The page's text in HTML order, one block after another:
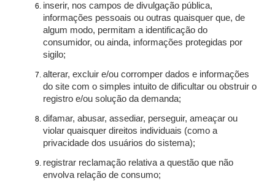
inserir, nos campos de divulgação pública,
informações pessoais ou outras quaisquer que, de
algum modo, permitam a identificação do
consumidor, ou ainda, informações protegidas por
sigilo;
alterar, excluir e/ou corromper dados e informações
do site com o simples intuito de dificultar ou obstruir o
registro e/ou solução da demanda;
difamar, abusar, assediar, perseguir, ameaçar ou
violar quaisquer direitos individuais (como a
privacidade dos usuários do sistema);
registrar reclamação relativa a questão que não
envolva relação de consumo;